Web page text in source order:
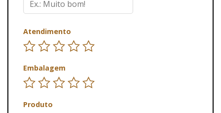
Atendimento
Embalagem
Produto